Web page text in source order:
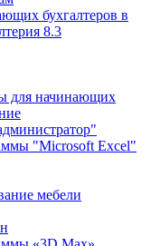
бухгалтеров в
8.3
для начинающих
"Microsoft Excel"
мебели